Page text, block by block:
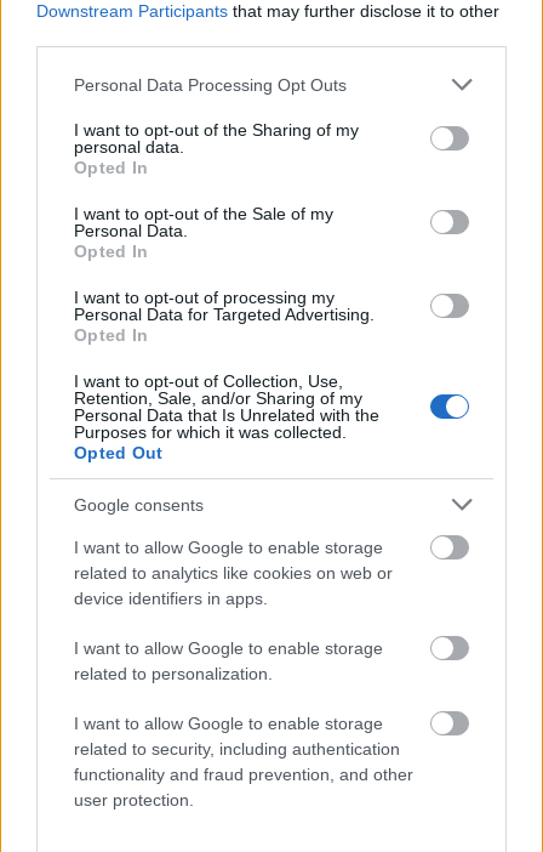
Downstream Participants that may further disclose it to other
Please note that this website/app uses one or more Google
not limited to your visit or usage behaviour. You may click to
grant or deny consent to Google and its third-party tags to
use your data for below specified purposes in below Google
consent section.
Personal Data Processing Opt Outs
I want to opt-out of the Sharing of my
personal data.
Opted In
I want to opt-out of the Sale of my
Personal Data.
Opted In
I want to opt-out of processing my
Personal Data for Targeted Advertising.
Opted In
I want to opt-out of Collection, Use,
Retention, Sale, and/or Sharing of my
Personal Data that Is Unrelated with the
Purposes for which it was collected.
Opted Out
Google consents
I want to allow Google to enable storage
related to analytics like cookies on web or
device identifiers in apps.
I want to allow Google to enable storage
related to personalization.
I want to allow Google to enable storage
related to security, including authentication
functionality and fraud prevention, and other
user protection.
Pozostały wątpliwości? Brakuje czegoś w haśle?
Zobacz, co zyskują abonenci Dobrego słownika.
SPRAWDŹ
Często sprawdzane
Odmiana:tych stajenatych stajni
Odmiana:snopa czysnopu?
Ciekawostki
mierzeja— Kaszubskie skojarzenia
— Taki mamy klimat
(osobie)
Eskimos